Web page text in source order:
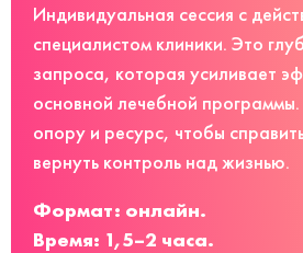
Индивидуальная сессия с
специалистом клиники. Это
запроса, которая усиливает
основной лечебной
опору и ресурс, чтобы
вернуть контроль над жизнью.
Формат: онлайн.
Время: 1,5–2 часа.